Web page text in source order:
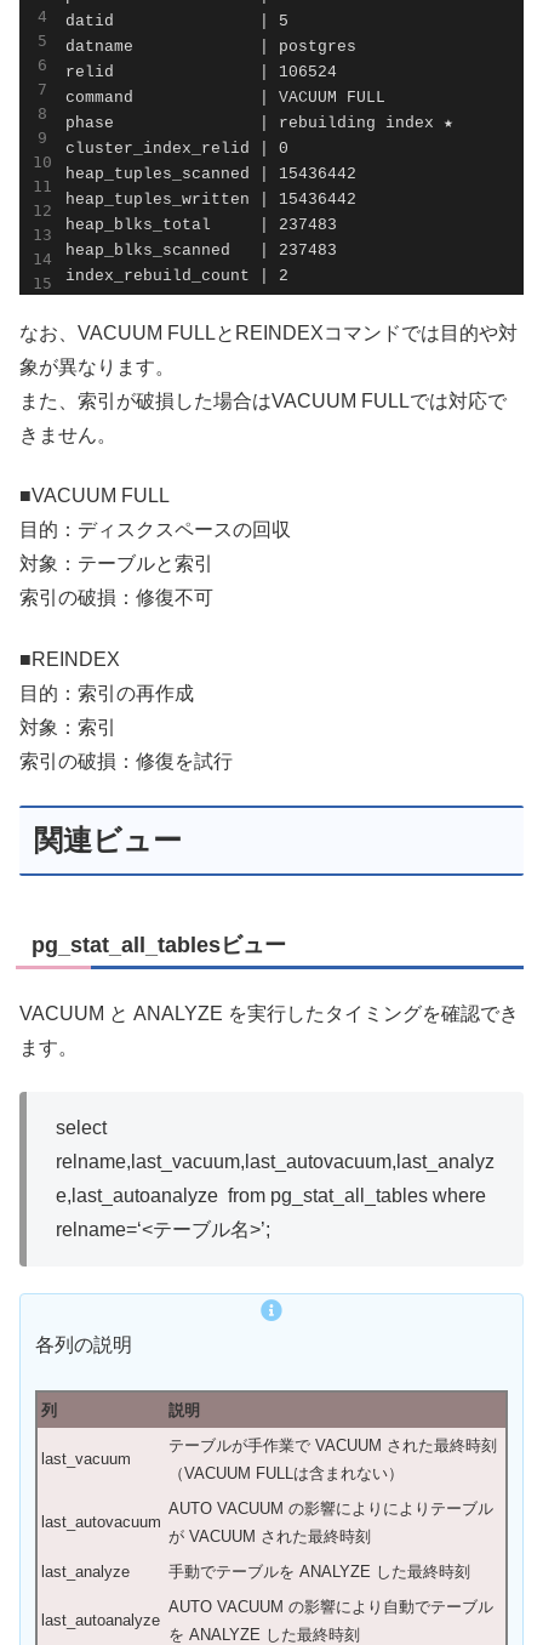
datid               | 5
datname             | postgres
relid               | 106524
command             | VACUUM FULL
phase               | rebuilding index ★
cluster_index_relid | 0
heap_tuples_scanned | 15436442
heap_tuples_written | 15436442
heap_blks_total     | 237483
heap_blks_scanned   | 237483
index_rebuild_count | 2
なお、VACUUM FULLとREINDEXコマンドでは目的や対
象が異なります。
また、索引が破損した場合はVACUUM FULLでは対応で
きません。
■VACUUM FULL
目的：ディスクスペースの回収
対象：テーブルと索引
索引の破損：修復不可
■REINDEX
目的：索引の再作成
対象：索引
索引の破損：修復を試行
関連ビュー
pg_stat_all_tablesビュー
VACUUM と ANALYZE を実行したタイミングを確認でき
ます。
select
relname, last_vacuum, last_autovacuum, last_analyz
e, last_autoanalyze from pg_stat_all_tables where
relname=‘<テーブル名>’;
各列の説明
列 説明
last_vacuum
テーブルが手作業で VACUUM された最終時刻
（VACUUM FULLは含まれない）
last_autovacuum
AUTO VACUUM の影響によりによりテーブル
が VACUUM された最終時刻
last_analyze
手動でテーブルを ANALYZE した最終時刻
last_autoanalyze
AUTO VACUUM の影響により自動でテーブル
を ANALYZE した最終時刻